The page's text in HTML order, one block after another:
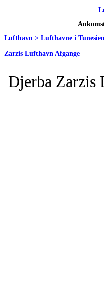
Lufthavn > Lufthavne i
Zarzis Lufthavn Afgange
Djerba Zarzis